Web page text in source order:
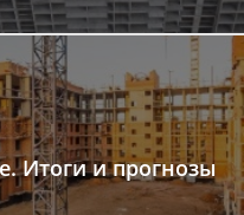
Итоги и прогнозы